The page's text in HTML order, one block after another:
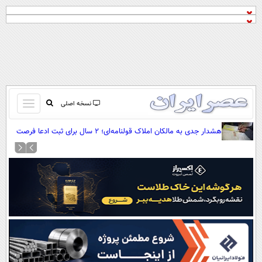
نسخه اصلی
باز
و
بسته
کردن
صفحه اول
نظرسنجی
آب و هوا
اوقات شرعی
پیوند ها
سواد زندگی
هشدار جدی به مالکان املاک قولنامه‌ای؛ ۲ سال برای ثبت ادعا فرصت